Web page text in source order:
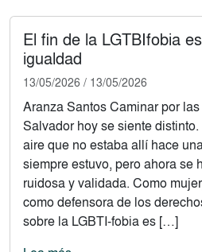
El fin de la LGTBIfobia
igualdad
13/05/2026 / 13/05/2026
Aranza Santos Caminar por
Salvador hoy se siente
aire que no estaba allí hace
siempre estuvo, pero ahora se
ruidosa y validada. Como
como defensora de los
sobre la LGBTI-fobia es […]